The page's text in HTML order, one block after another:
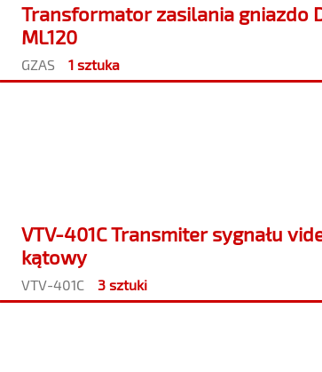
Transformator zasilania gniazdo
ML120
GZAS 1 sztuka
VTV-401C Transmiter sygnału
kątowy
VTV-401C 3 sztuki